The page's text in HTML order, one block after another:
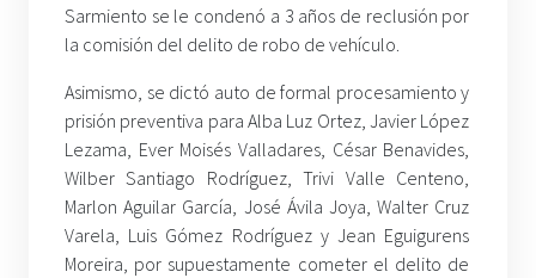
Sarmiento se le condenó a 3 años de reclusión por
la comisión del delito de robo de vehículo.
Asimismo, se dictó auto de formal procesamiento y
prisión preventiva para Alba Luz Ortez, Javier López
Lezama, Ever Moisés Valladares, César Benavides,
Wilber Santiago Rodríguez, Trivi Valle Centeno,
Marlon Aguilar García, José Ávila Joya, Walter Cruz
Varela, Luis Gómez Rodríguez y Jean Eguigurens
Moreira, por supuestamente cometer el delito de